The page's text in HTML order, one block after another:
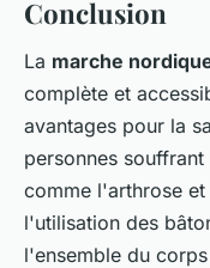
Conclusion
La marche
complète et
avantages pour la
personnes
comme l'arthrose
l'utilisation des
l'ensemble du